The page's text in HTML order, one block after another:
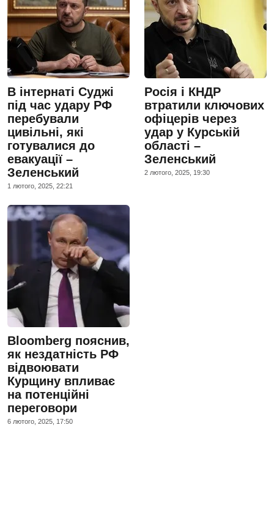
В інтернаті Суджі
під час удару РФ
перебували
цивільні, які
готувалися до
евакуації –
Зеленський
1 лютого, 2025, 22:21
Росія і КНДР
втратили ключових
офіцерів через
удар у Курській
області –
Зеленський
2 лютого, 2025, 19:30
Bloomberg пояснив,
як нездатність РФ
відвоювати
Курщину впливає
на потенційні
переговори
6 лютого, 2025, 17:50